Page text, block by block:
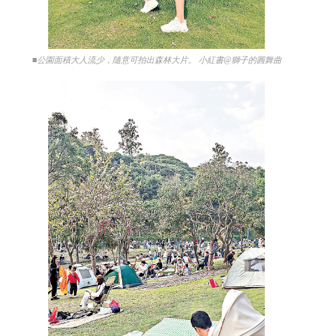
■公園面積大人流少，隨意可拍出森林大片。 小紅書@獅子的圓舞曲